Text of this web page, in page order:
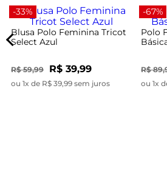
-33%
Blusa Polo Feminina Tricot
Select Azul
R$ 59,99 R$ 39,99
ou 1x de R$ 39,99 sem juros
-67%
Polo
R$
ou 1x